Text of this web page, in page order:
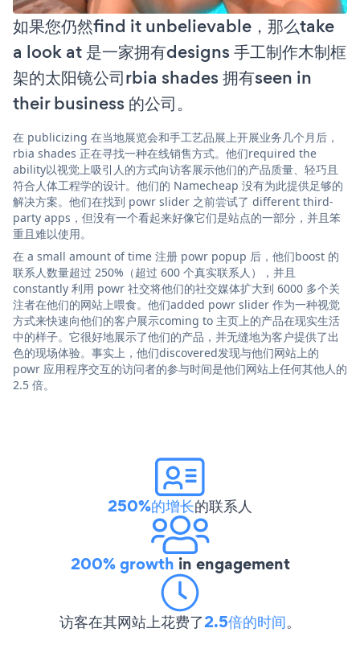
如果您仍然find it unbelievable，那么take
a look at 是一家拥有designs 手工制作木制框
架的太阳镜公司rbia shades 拥有seen in
their business 的公司。
在 publicizing 在当地展览会和手工艺品展上开展业务几个月后，
rbia shades 正在寻找一种在线销售方式。他们required the
ability以视觉上吸引人的方式向访客展示他们的产品质量、轻巧且
符合人体工程学的设计。他们的 Namecheap 没有为此提供足够的
解决方案。他们在找到 powr slider 之前尝试了 different third-
party apps，但没有一个看起来好像它们是站点的一部分，并且笨
重且难以使用。
在 a small amount of time 注册 powr popup 后，他们boost 的
联系人数量超过 250%（超过 600 个真实联系人），并且
constantly 利用 powr 社交将他们的社交媒体扩大到 6000 多个关
注者在他们的网站上喂食。他们added powr slider 作为一种视觉
方式来快速向他们的客户展示coming to 主页上的产品在现实生活
中的样子。它很好地展示了他们的产品，并无缝地为客户提供了出
色的现场体验。事实上，他们discovered发现与他们网站上的
powr 应用程序交互的访问者的参与时间是他们网站上任何其他人的
2.5 倍。
250%的增长的联系人
200% growth in engagement
访客在其网站上花费了2.5倍的时间。